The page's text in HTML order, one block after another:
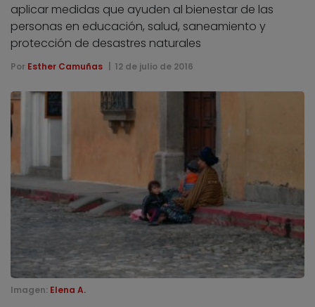
aplicar medidas que ayuden al bienestar de las
personas en educación, salud, saneamiento y
protección de desastres naturales
Por Esther Camuñas 12 de julio de 2016
Imagen: Elena A.